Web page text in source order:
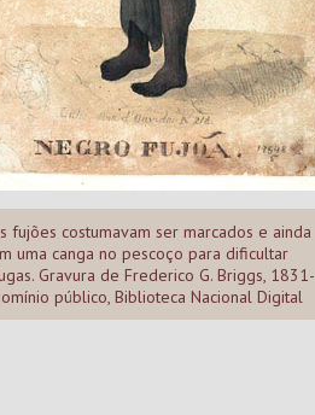
fujões costumavam ser marcados e ainda
uma canga no pescoço para dificultar
Gravura de Frederico G. Briggs, 1831-
público, Biblioteca Nacional Digital